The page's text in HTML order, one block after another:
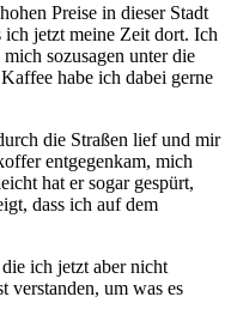
Preise in dieser Stadt
jetzt meine Zeit dort. Ich
sozusagen unter die
habe ich dabei gerne
die Straßen lief und mir
entgegenkam, mich
hat er sogar gespürt,
dass ich auf dem
ich jetzt aber nicht
verstanden, um was es